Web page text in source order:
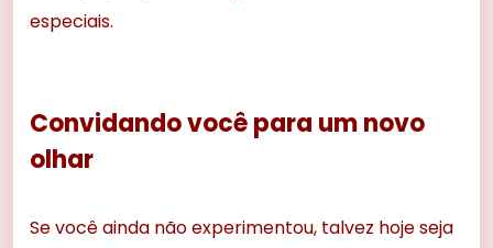
especiais.
Convidando você para um novo
olhar
Se você ainda não experimentou, talvez hoje seja